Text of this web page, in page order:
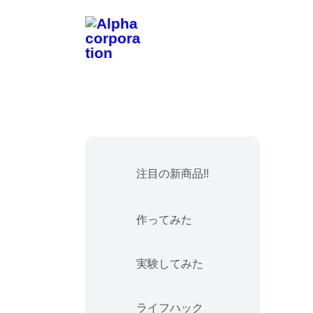
注目の新商品!!
作ってみた
実験してみた
ライフハック